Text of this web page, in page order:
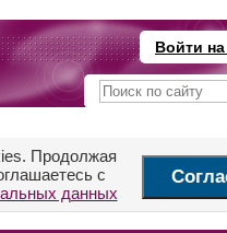
Войти
Продолжая
с
данных